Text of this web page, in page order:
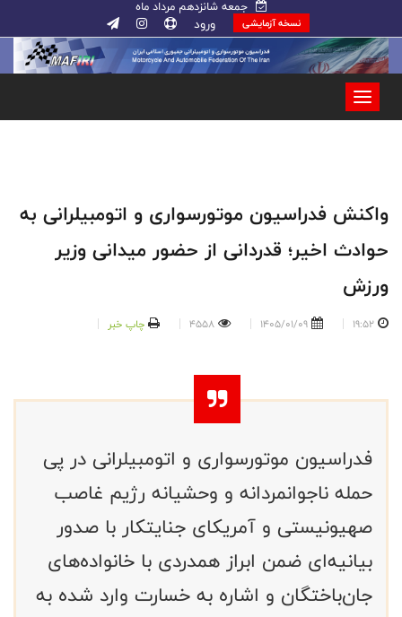
جمعه شانزدهم مرداد ماه
نسخه آزمایشی ورود
واکنش فدراسیون موتورسواری و اتومبیلرانی به
حوادث اخیر؛ قدردانی از حضور میدانی وزیر
ورزش
19:52
1405/01/09
4558 چاپ خبر
فدراسیون موتورسواری و اتومبیلرانی در پی
حمله ناجوانمردانه و وحشیانه رژیم غاصب
صهیونیستی و آمریکای جنایتکار با صدور
بیانیه‌ای ضمن ابراز همدردی با خانواده‌های
جان‌باختگان و اشاره به خسارت وارد شده به